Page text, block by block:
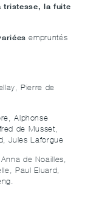
tristesse, la fuite
empruntés
Pierre de
Alphonse
de Musset,
Jules Laforgue
de Noailles,
Paul Eluard,